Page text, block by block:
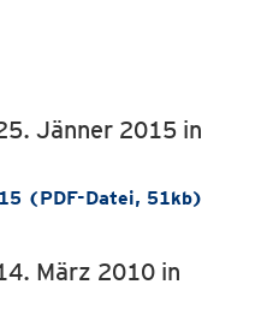
Jänner 2015 in
(PDF-Datei, 51kb)
März 2010 in